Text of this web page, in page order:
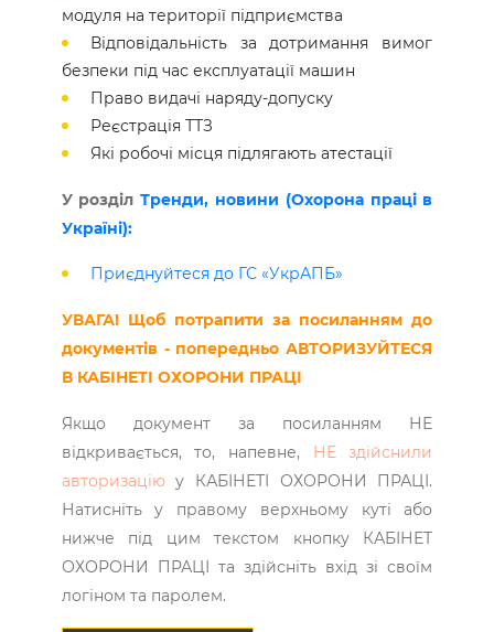
модуля на території підприємства
Відповідальність за дотримання вимог
безпеки під час експлуатації машин
Право видачі наряду-допуску
Реєстрація ТТЗ
Які робочі місця підлягають атестації
У розділТренди, новини (Охорона праці в
Україні):
Приєднуйтеся до ГС «УкрАПБ»
УВАГА! Щоб потрапити за посиланням до
документів - попередньо АВТОРИЗУЙТЕСЯ
В КАБІНЕТІ ОХОРОНИ ПРАЦІ
Якщо документ за посиланням НЕ
відкривається, то, напевне, НЕ здійснили
авторизаціюу КАБІНЕТІ ОХОРОНИ ПРАЦІ.
Натисніть у правому верхньому куті або
нижче під цим текстом кнопку КАБІНЕТ
ОХОРОНИ ПРАЦІ та здійсніть вхід зі своїм
логіном та паролем.